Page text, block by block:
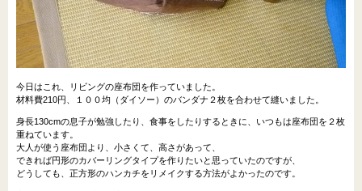
今日はこれ、リビングの座布団を作っていました。
材料費210円、１００均（ダイソー）のバンダナ２枚を合わせて縫いました。
身長130cmの息子が勉強したり、食事をしたりするときに、いつもは座布団を２枚
重ねています。
大人が使う座布団より、小さくて、高さがあって、
できれば円形のカバーリングタイプを作りたいと思っていたのですが、
どうしても、正方形のハンカチをリメイクする方法がよかったのです。